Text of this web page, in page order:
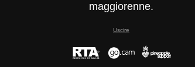
maggiorenne.
Uscire